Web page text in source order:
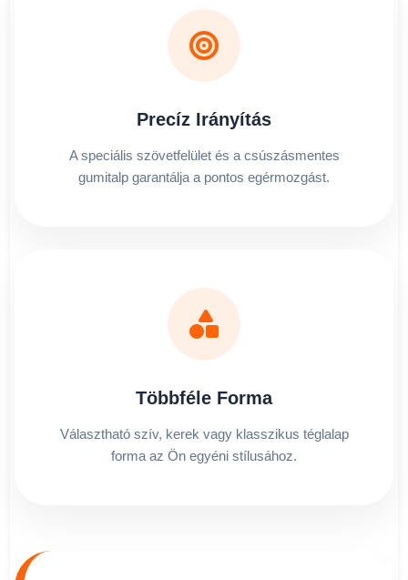
Precíz Irányítás
A speciális szövetfelület és a csúszásmentes
gumitalp garantálja a pontos egérmozgást.
Többféle Forma
Választható szív, kerek vagy klasszikus téglalap
forma az Ön egyéni stílusához.